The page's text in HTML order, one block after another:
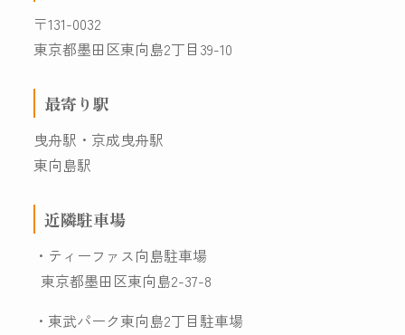
〒131-0032
東京都墨田区東向島2丁目39-10
最寄り駅
曳舟駅・京成曳舟駅
東向島駅
近隣駐車場
・ティーファス向島駐車場
東京都墨田区東向島2-37-8
・東武パーク東向島2丁目駐車場